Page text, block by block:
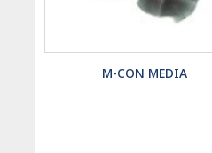
M-CON MEDIA